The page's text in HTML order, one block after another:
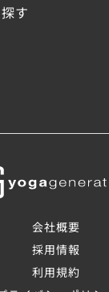
す
会社概要
採用情報
利用規約